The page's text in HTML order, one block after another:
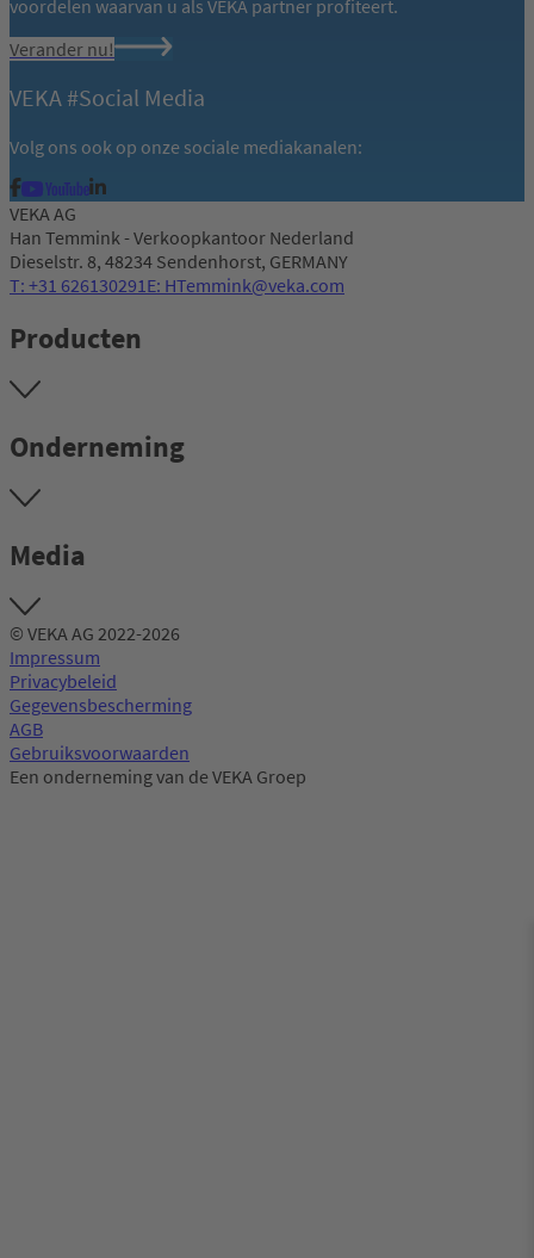
voordelen waarvan u als VEKA partner profiteert.
Verander nu!
VEKA #Social Media
Volg ons ook op onze sociale mediakanalen:
VEKA AG
Han Temmink - Verkoopkantoor Nederland
Dieselstr. 8, 48234 Sendenhorst, GERMANY
T: +31 626130291 E: HTemmink@veka.com
Producten
Onderneming
Media
© VEKA AG 2022-2026
Impressum
Privacybeleid
Gegevensbescherming
AGB
Gebruiksvoorwaarden
Een onderneming van de VEKA Groep